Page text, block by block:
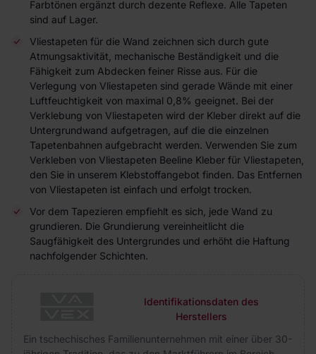
Farbtönen ergänzt durch dezente Reflexe. Alle Tapeten
sind auf Lager.
Vliestapeten für die Wand zeichnen sich durch gute
Atmungsaktivität, mechanische Beständigkeit und die
Fähigkeit zum Abdecken feiner Risse aus. Für die
Verlegung von Vliestapeten sind gerade Wände mit einer
Luftfeuchtigkeit von maximal 0,8% geeignet. Bei der
Verklebung von Vliestapeten wird der Kleber direkt auf die
Untergrundwand aufgetragen, auf die die einzelnen
Tapetenbahnen aufgebracht werden. Verwenden Sie zum
Verkleben von Vliestapeten Beeline Kleber für Vliestapeten,
den Sie in unserem Klebstoffangebot finden. Das Entfernen
von Vliestapeten ist einfach und erfolgt trocken.
Vor dem Tapezieren empfiehlt es sich, jede Wand zu
grundieren. Die Grundierung vereinheitlicht die
Saugfähigkeit des Untergrundes und erhöht die Haftung
nachfolgender Schichten.
Identifikationsdaten des
Herstellers
Ein tschechisches Familienunternehmen mit einer über 30-